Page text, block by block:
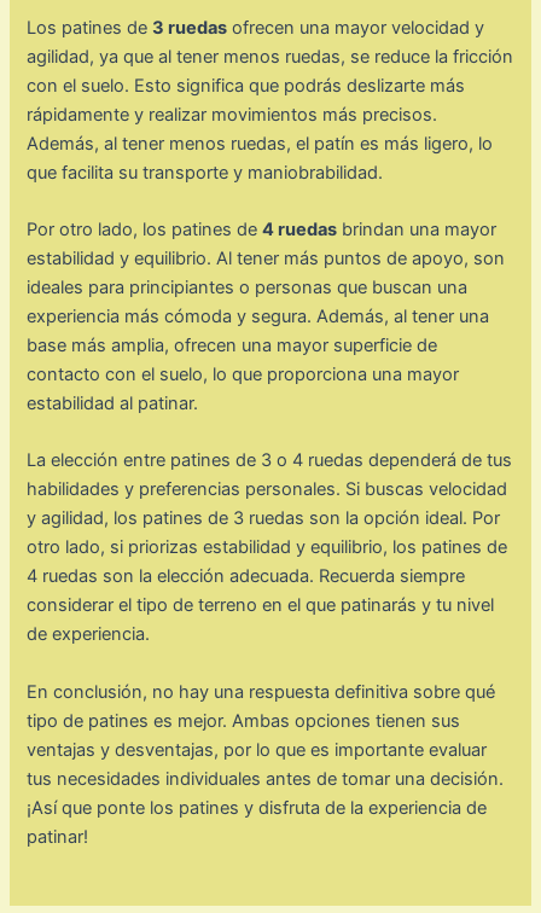
Los patines de 3 ruedas ofrecen una mayor velocidad y
agilidad, ya que al tener menos ruedas, se reduce la fricción
con el suelo. Esto significa que podrás deslizarte más
rápidamente y realizar movimientos más precisos.
Además, al tener menos ruedas, el patín es más ligero, lo
que facilita su transporte y maniobrabilidad.
Por otro lado, los patines de4 ruedas brindan una mayor
estabilidad y equilibrio. Al tener más puntos de apoyo, son
ideales para principiantes o personas que buscan una
experiencia más cómoda y segura. Además, al tener una
base más amplia, ofrecen una mayor superficie de
contacto con el suelo, lo que proporciona una mayor
estabilidad al patinar.
La elección entre patines de 3 o 4 ruedas dependerá de tus
habilidades y preferencias personales. Si buscas velocidad
y agilidad, los patines de 3 ruedas son la opción ideal. Por
otro lado, si priorizas estabilidad y equilibrio, los patines de
4 ruedas son la elección adecuada. Recuerda siempre
considerar el tipo de terreno en el que patinarás y tu nivel
de experiencia.
En conclusión, no hay una respuesta definitiva sobre qué
tipo de patines es mejor. Ambas opciones tienen sus
ventajas y desventajas, por lo que es importante evaluar
tus necesidades individuales antes de tomar una decisión.
¡Así que ponte los patines y disfruta de la experiencia de
patinar!